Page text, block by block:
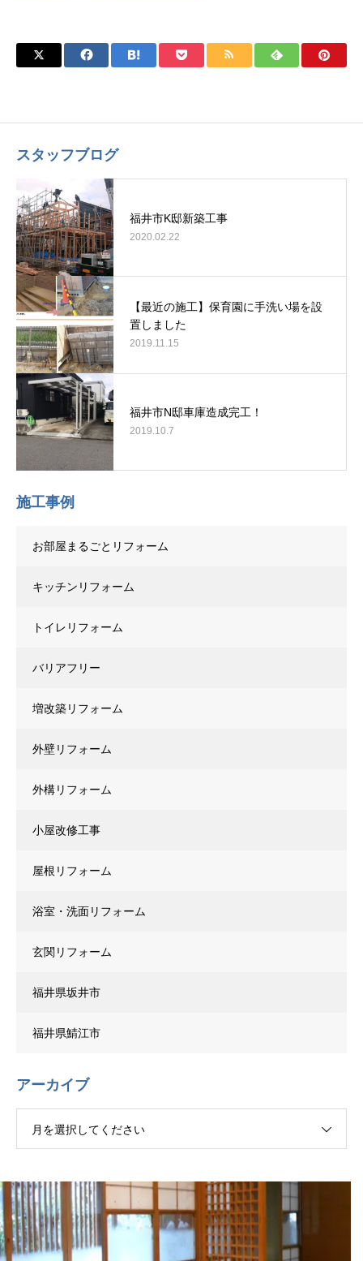
スタッフブログ
福井市K邸新築工事
2020.02.22
【最近の施工】保育園に手洗い場を設
置しました
2019.11.15
福井市N邸車庫造成完工！
2019.10.7
施工事例
お部屋まるごとリフォーム
キッチンリフォーム
トイレリフォーム
バリアフリー
増改築リフォーム
外壁リフォーム
外構リフォーム
小屋改修工事
屋根リフォーム
浴室・洗面リフォーム
玄関リフォーム
福井県坂井市
福井県鯖江市
アーカイブ
月を選択してください